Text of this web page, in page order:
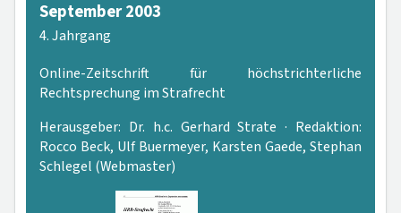
September 2003
4. Jahrgang
Online-Zeitschrift für höchstrichterliche
Rechtsprechung im Strafrecht
Herausgeber: Dr. h.c. Gerhard Strate · Redaktion:
Rocco Beck, Ulf Buermeyer, Karsten Gaede, Stephan
Schlegel (Webmaster)